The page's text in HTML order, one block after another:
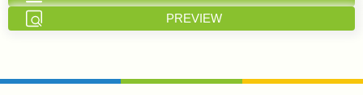
Transparencia
PREVIEW